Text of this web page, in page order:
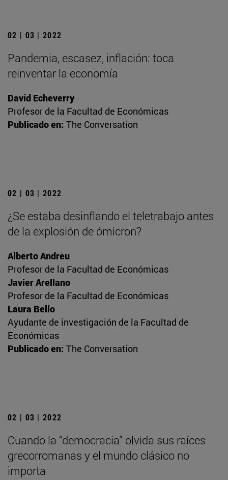
02 | 03 | 2022
Pandemia, escasez, inflación: toca
reinventar la economía
David Echeverry
Profesor de la Facultad de Económicas
Publicado en: The Conversation
02 | 03 | 2022
¿Se estaba desinflando el teletrabajo antes
de la explosión de ómicron?
Alberto Andreu
Profesor de la Facultad de Económicas
Javier Arellano
Profesor de la Facultad de Económicas
Laura Bello
Ayudante de investigación de la Facultad de
Económicas
Publicado en: The Conversation
02 | 03 | 2022
Cuando la “democracia” olvida sus raíces
grecorromanas y el mundo clásico no
importa